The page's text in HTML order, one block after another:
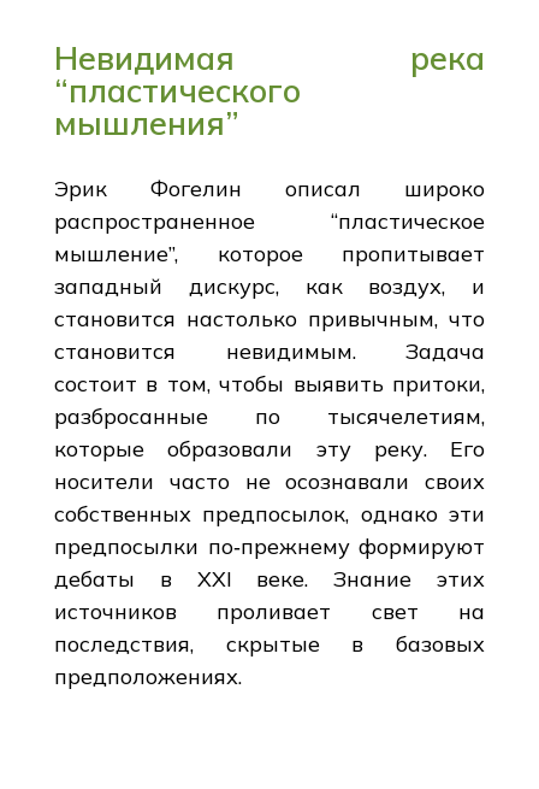
Невидимая река
“пластического
мышления”
Эрик Фогелин описал широко
распространенное “пластическое
мышление”, которое пропитывает
западный дискурс, как воздух, и
становится настолько привычным, что
становится невидимым. Задача
состоит в том, чтобы выявить притоки,
разбросанные по тысячелетиям,
которые образовали эту реку. Его
носители часто не осознавали своих
собственных предпосылок, однако эти
предпосылки по‑прежнему формируют
дебаты в XXI веке. Знание этих
источников проливает свет на
последствия, скрытые в базовых
предположениях.